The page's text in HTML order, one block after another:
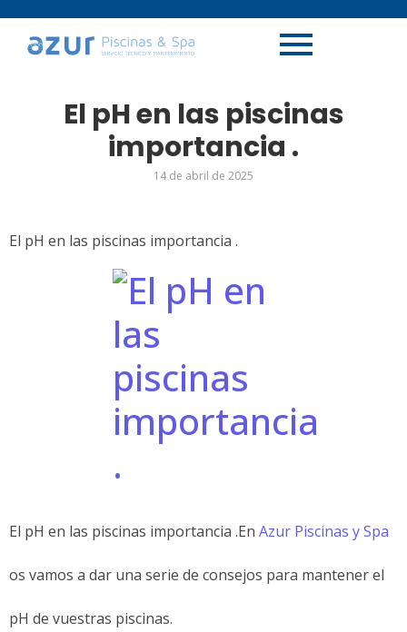
El pH en las piscinas
importancia .
14 de abril de 2025
El pH en las piscinas importancia .
El pH en las piscinas importancia .En Azur Piscinas y Spa
os vamos a dar una serie de consejos para mantener el
pH de vuestras piscinas.